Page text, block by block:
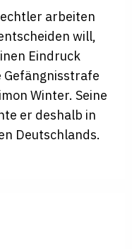
arbeiten
will,
Eindruck
Gefängnisstrafe
Winter. Seine
er deshalb in
Deutschlands.